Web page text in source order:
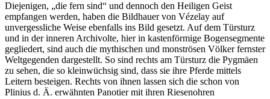
Diejenigen, „die fern sind“ und dennoch den Heiligen Geist
empfangen werden, haben die Bildhauer von Vézelay auf
unvergessliche Weise ebenfalls ins Bild gesetzt. Auf dem Türsturz
und in der inneren Archivolte, hier in kastenförmige Bogensegmente
gegliedert, sind auch die mythischen und monströsen Völker fernster
Weltgegenden dargestellt. So sind rechts am Türsturz die Pygmäen
zu sehen, die so kleinwüchsig sind, dass sie ihre Pferde mittels
Leitern besteigen. Rechts von ihnen lassen sich die schon von
Plinius d. Ä. erwähnten Panotier mit ihren Riesenohren